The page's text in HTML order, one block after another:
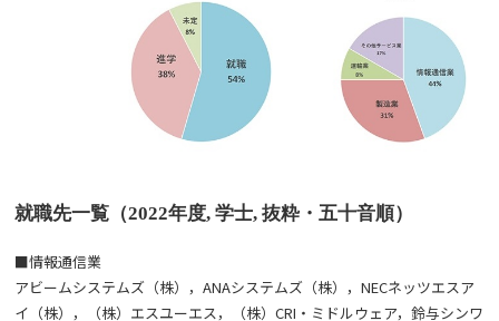
就職先一覧（2022年度, 学士, 抜粋・五十音順）
■情報通信業
アビームシステムズ（株），ANAシステムズ（株），NECネッツエスア
イ（株），（株）エスユーエス，（株）CRI・ミドルウェア，鈴与シンワ